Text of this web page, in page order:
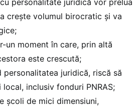
crește volumul birocratic și va
moment în care, prin altă
este crescută;
juridică, riscă să
inclusiv fonduri PNRAS;
școli de mici dimensiuni,